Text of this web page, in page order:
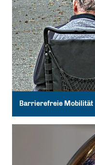
Barrierefreie Mobilität